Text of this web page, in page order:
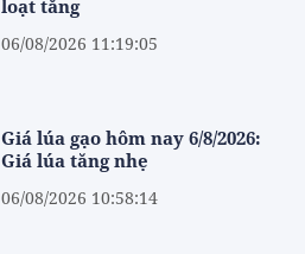
loạt tăng
06/08/2026 11:19:05
Giá lúa gạo hôm nay 6/8/2026:
Giá lúa tăng nhẹ
06/08/2026 10:58:14